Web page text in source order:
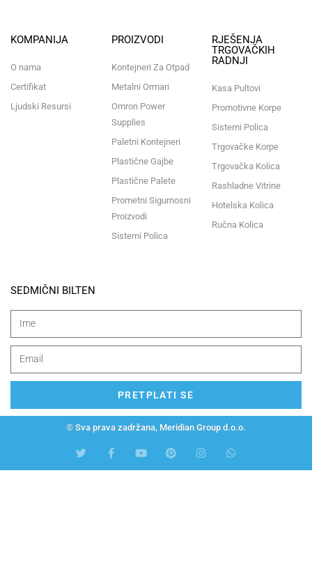
KOMPANIJA
O nama
Certifikat
Ljudski Resursi
PROIZVODI
Kontejneri Za Otpad
Metalni Ormari
Omron Power
Supplies
Paletni Kontejneri
Plastične Gajbe
Plastične Palete
Prometni Sigurnosni
Proizvodi
Sistemi Polica
RJEŠENJA
TRGOVAČKIH
RADNJI
Kasa Pultovi
Promotivne Korpe
Sistemi Polica
Trgovačke Korpe
Trgovačka Kolica
Rashladne Vitrine
Hotelska Kolica
Ručna Kolica
SEDMIČNI BILTEN
PRETPLATI SE
© Sva prava zadržana, Meridian Group d.o.o.